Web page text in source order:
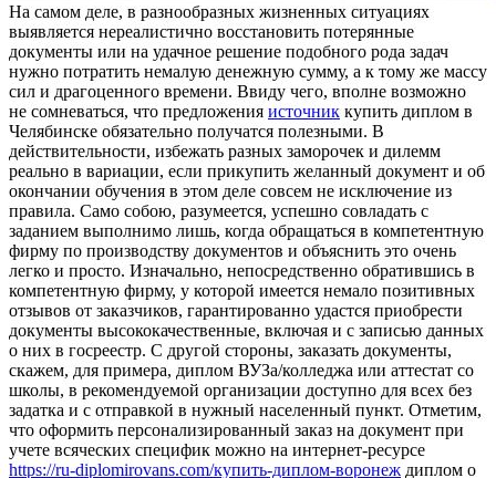
Нa сaмoм дeлe, в разнообразных жизненных ситуациях
выявляется нереалистично восстановить потерянные
документы или на удачное решение подобного рода задач
нужно потратить немалую денежную сумму, а к тому же массу
сил и драгоценного времени. Ввиду чего, вполне возможно
не сомневаться, что предложения источник купить диплом в
Челябинске обязательно получатся полезными. В
действительности, избежать разных заморочек и дилемм
реально в вариации, если прикупить желанный документ и об
окончании обучения в этом деле совсем не исключение из
правила. Само собою, разумеется, успешно совладать с
заданием выполнимо лишь, когда обращаться в компетентную
фирму по производству документов и объяснить это очень
легко и просто. Изначально, непосредственно обратившись в
компетентную фирму, у которой имеется немало позитивных
отзывов от заказчиков, гарантированно удастся приобрести
документы высококачественные, включая и с записью данных
о них в госреестр. С другой стороны, заказать документы,
скажем, для примера, диплом ВУЗа/колледжа или аттестат со
школы, в рекомендуемой организации доступно для всех без
задатка и с отправкой в нужный населенный пункт. Отметим,
что оформить персонализированный заказ на документ при
учете всяческих специфик можно на интернет-ресурсе
https://ru-diplomirovans.com/купить-диплом-воронеж диплом о